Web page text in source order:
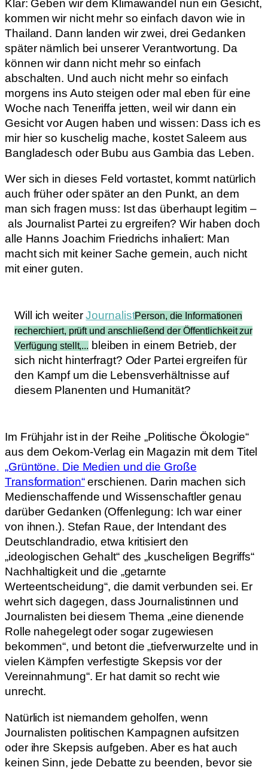
Klar: Geben wir dem Klimawandel nun ein Gesicht,
kommen wir nicht mehr so einfach davon wie in
Thailand. Dann landen wir zwei, drei Gedanken
später nämlich bei unserer Verantwortung. Da
können wir dann nicht mehr so einfach
abschalten. Und auch nicht mehr so einfach
morgens ins Auto steigen oder mal eben für eine
Woche nach Teneriffa jetten, weil wir dann ein
Gesicht vor Augen haben und wissen: Dass ich es
mir hier so kuschelig mache, kostet Saleem aus
Bangladesch oder Bubu aus Gambia das Leben.
Wer sich in dieses Feld vortastet, kommt natürlich
auch früher oder später an den Punkt, an dem
man sich fragen muss: Ist das überhaupt legitim –
als Journalist Partei zu ergreifen? Wir haben doch
alle Hanns Joachim Friedrichs inhaliert: Man
macht sich mit keiner Sache gemein, auch nicht
mit einer guten.
Will ich weiterJournalistPerson, die Informationen
recherchiert, prüft und anschließend der Öffentlichkeit zur
Verfügung stellt,... bleiben in einem Betrieb, der
sich nicht hinterfragt? Oder Partei ergreifen für
den Kampf um die Lebensverhältnisse auf
diesem Planenten und Humanität?
Im Frühjahr ist in der Reihe „Politische Ökologie“
aus dem Oekom-Verlag ein Magazin mit dem Titel
„Grüntöne. Die Medien und die Große
Transformation“erschienen. Darin machen sich
Medienschaffende und Wissenschaftler genau
darüber Gedanken (Offenlegung: Ich war einer
von ihnen.). Stefan Raue, der Intendant des
Deutschlandradio, etwa kritisiert den
„ideologischen Gehalt“ des „kuscheligen Begriffs“
Nachhaltigkeit und die „getarnte
Werteentscheidung“, die damit verbunden sei. Er
wehrt sich dagegen, dass Journalistinnen und
Journalisten bei diesem Thema „eine dienende
Rolle nahegelegt oder sogar zugewiesen
bekommen“, und betont die „tiefverwurzelte und in
vielen Kämpfen verfestigte Skepsis vor der
Vereinnahmung“. Er hat damit so recht wie
unrecht.
Natürlich ist niemandem geholfen, wenn
Journalisten politischen Kampagnen aufsitzen
oder ihre Skepsis aufgeben. Aber es hat auch
keinen Sinn, jede Debatte zu beenden, bevor sie